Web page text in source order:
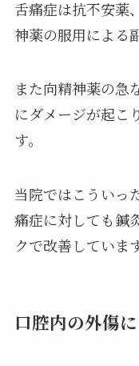
舌痛症は抗不安薬
神薬の服用による
また向精神薬の急
にダメージが起こ
す。
当院ではこういっ
痛症に対しても鍼
クで改善しています
口腔内の外傷